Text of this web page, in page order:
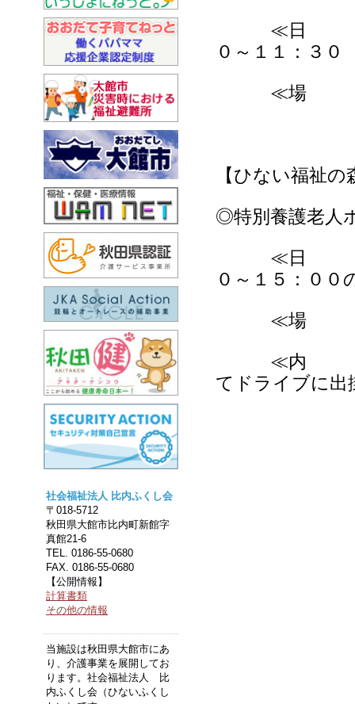
社会福祉法人 比内ふくし会
〒018-5712
秋田県大館市比内町新館字
真館21-6
TEL. 0186-55-0680
FAX. 0186-55-0680
【公開情報】
計算書類
その他の情報
当施設は秋田県大館市にあ
り、介護事業を展開してお
ります。社会福祉法人 比
内ふくし会（ひないふくし
≪日 時≫
０～１１：３０
≪場 所≫
【ひない福祉
◎特別養護老人
≪日 時≫
０～１５：００
≪場 所
≪内 容≫
てドライブに出